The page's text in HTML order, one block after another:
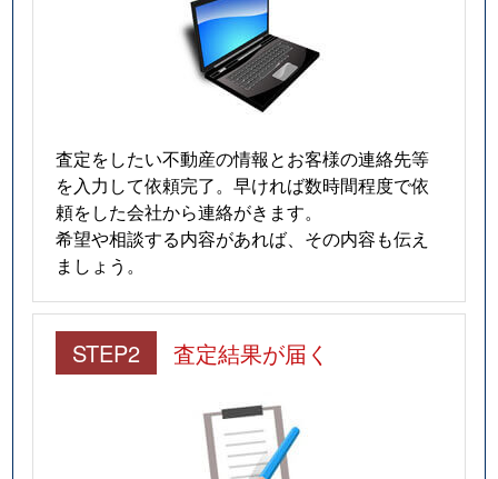
査定をしたい不動産の情報とお客様の連絡先等
を入力して依頼完了。早ければ数時間程度で依
頼をした会社から連絡がきます。
希望や相談する内容があれば、その内容も伝え
ましょう。
STEP2 査定結果が届く